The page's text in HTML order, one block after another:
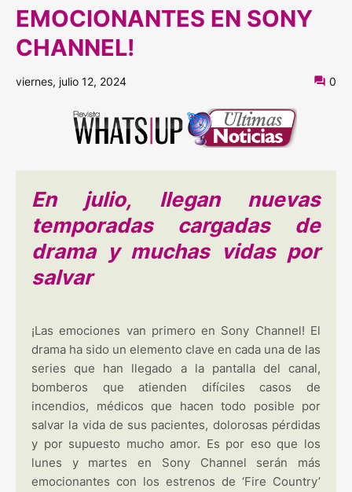
EMOCIONANTES EN SONY
CHANNEL!
viernes, julio 12, 2024 0
En julio, llegan nuevas
temporadas cargadas de
drama y muchas vidas por
salvar
¡Las emociones van primero en Sony Channel! El
drama ha sido un elemento clave en cada una de las
series que han llegado a la pantalla del canal,
bomberos que atienden difíciles casos de
incendios, médicos que hacen todo posible por
salvar la vida de sus pacientes, dolorosas pérdidas
y por supuesto mucho amor. Es por eso que los
lunes y martes en Sony Channel serán más
emocionantes con los estrenos de ‘Fire Country’